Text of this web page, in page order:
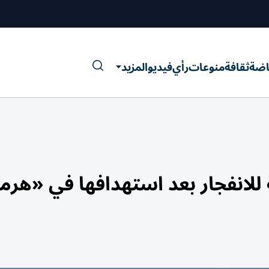
ثقافةمنوعاترأيفيديوالمزيد
بعد استهدافها في